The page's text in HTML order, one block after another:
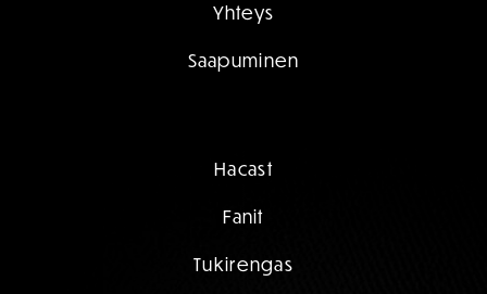
Yhteys
Saapuminen
Hacast
Fanit
Tukirengas